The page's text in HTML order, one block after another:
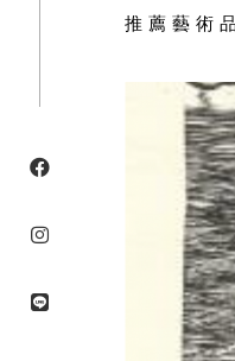
推薦藝術品